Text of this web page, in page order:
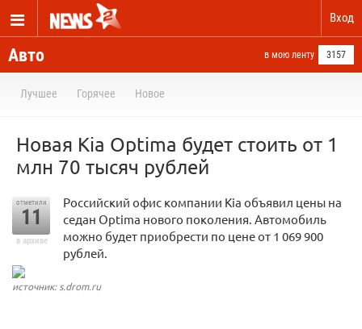
Вход
Авто в мою ленту 3157
Лучшее Горячее Новое
Новая Kia Optima будет стоить от 1
млн 70 тысяч рублей
отметили
11
в архиве
Российский офис компании Kia объявил цены на
седан Optima нового поколения. Автомобиль
можно будет приобрести по цене от 1 069 900
рублей.
источник: s.drom.ru